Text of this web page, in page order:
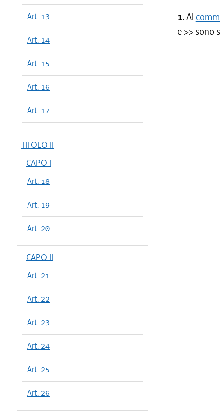
Art. 13
Art. 14
Art. 15
Art. 16
Art. 17
TITOLO II
CAPO I
Art. 18
Art. 19
Art. 20
CAPO II
Art. 21
Art. 22
Art. 23
Art. 24
Art. 25
Art. 26
1.Al
e>> sono